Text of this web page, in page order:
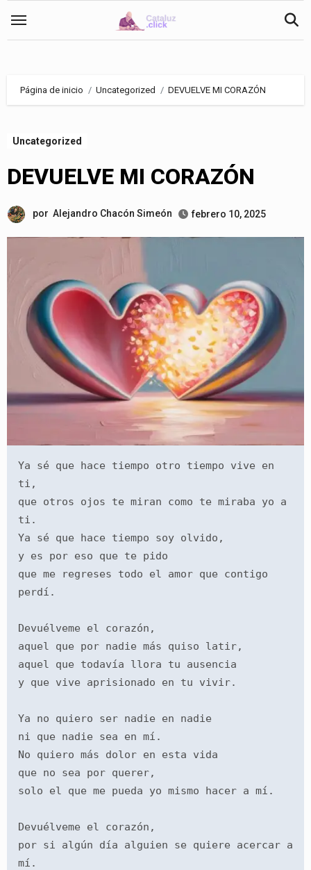
Página de inicio Uncategorized DEVUELVE MI CORAZÓN
Uncategorized
DEVUELVE MI CORAZÓN
por Alejandro Chacón Simeón febrero 10, 2025
Ya sé que hace tiempo otro tiempo vive en
ti,
que otros ojos te miran como te miraba yo a
ti.
Ya sé que hace tiempo soy olvido,
y es por eso que te pido
que me regreses todo el amor que contigo
perdí.
Devuélveme el corazón,
aquel que por nadie más quiso latir,
aquel que todavía llora tu ausencia
y que vive aprisionado en tu vivir.
Ya no quiero ser nadie en nadie
ni que nadie sea en mí.
No quiero más dolor en esta vida
que no sea por querer,
solo el que me pueda yo mismo hacer a mí.
Devuélveme el corazón,
por si algún día alguien se quiere acercar a
mí.